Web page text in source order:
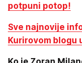
potpuni potop!
Sve najnovije
Kurirovom blogu